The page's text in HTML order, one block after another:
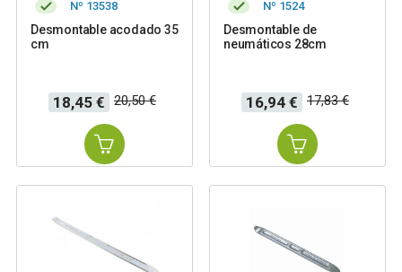
Nº 13538
Desmontable acodado 35
cm
Precio
18,45 €
Precio
base
20,50 €
Nº 1524
Desmontable de
neumáticos 28cm
Precio
16,94 €
Precio
base
17,83 €